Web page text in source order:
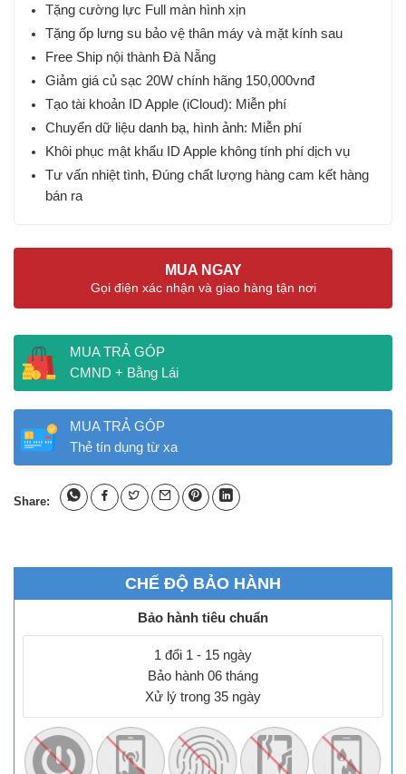
Tặng cường lực Full màn hình xịn
Tặng ốp lưng su bảo vệ thân máy và mặt kính sau
Free Ship nội thành Đà Nẵng
Giảm giá củ sạc 20W chính hãng 150,000vnđ
Tạo tài khoản ID Apple (iCloud): Miễn phí
Chuyển dữ liệu danh bạ, hình ảnh: Miễn phí
Khôi phục mật khẩu ID Apple không tính phí dịch vụ
Tư vấn nhiệt tình, Đúng chất lượng hàng cam kết hàng
bán ra
MUA NGAY
Gọi điện xác nhận và giao hàng tận nơi
MUA TRẢ GÓP
CMND + Bằng Lái
MUA TRẢ GÓP
Thẻ tín dụng từ xa
Share:
CHẾ ĐỘ BẢO HÀNH
Bảo hành tiêu chuẩn
1 đổi 1 - 15 ngày
Bảo hành 06 tháng
Xử lý trong 35 ngày